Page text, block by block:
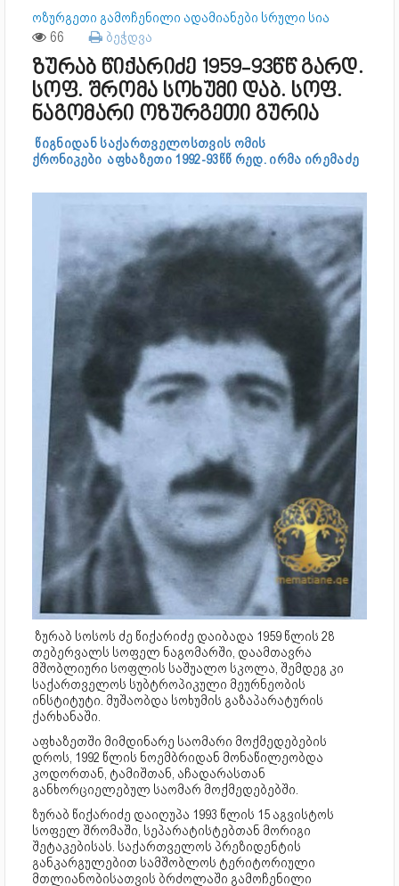
ოზურგეთი გამოჩენილი ადამიანები სრული სია
66 ბეჭდვა
ზურაბ წიქარიძე 1959-93წწ გარდ.
სოფ. შრომა სოხუმი დაბ. სოფ.
ნაგომარი ოზურგეთი გურია
წიგნიდან საქართველოსთვის ომის
ქრონიკები აფხაზეთი 1992-93წწ რედ. ირმა ირემაძე
ზურაბ სოსოს ძე წიქარიძე დაიბადა 1959 წლის 28
თებერვალს სოფელ ნაგომარში, დაამთავრა
მშობლიური სოფლის საშუალო სკოლა, შემდეგ კი
საქართველოს სუბტროპიკული მეურნეობის
ინსტიტუტი. მუშაობდა სოხუმის გაზაპარატურის
ქარხანაში.
აფხაზეთში მიმდინარე საომარი მოქმედებების
დროს, 1992 წლის ნოემბრიდან მონაწილეობდა
კოდორთან, ტამიშთან, აჩადარასთან
განხორციელებულ საომარ მოქმედებებში.
ზურაბ წიქარიძე დაიღუპა 1993 წლის 15 აგვისტოს
სოფელ შრომაში, სეპარატისტებთან მორიგი
შეტაკებისას. საქართველოს პრეზიდენტის
განკარგულებით სამშობლოს ტერიტორიული
მთლიანობისათვის ბრძოლაში გამოჩენილი